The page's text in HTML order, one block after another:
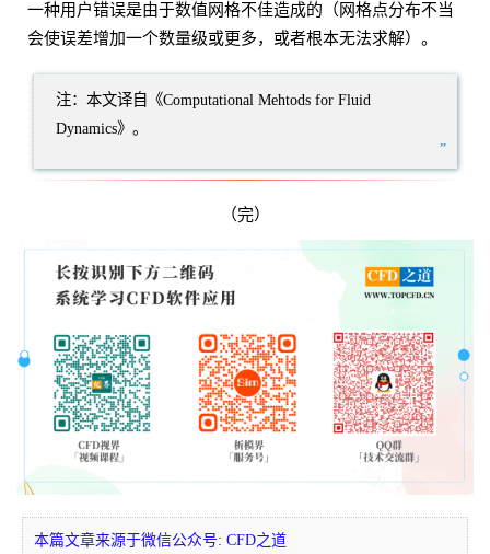
一种用户错误是由于数值网格不佳造成的（网格点分布不当
会使误差增加一个数量级或更多，或者根本无法求解）。
注：本文译自《Computational Mehtods for Fluid
Dynamics》。
”
（完）
本篇文章来源于微信公众号: CFD之道